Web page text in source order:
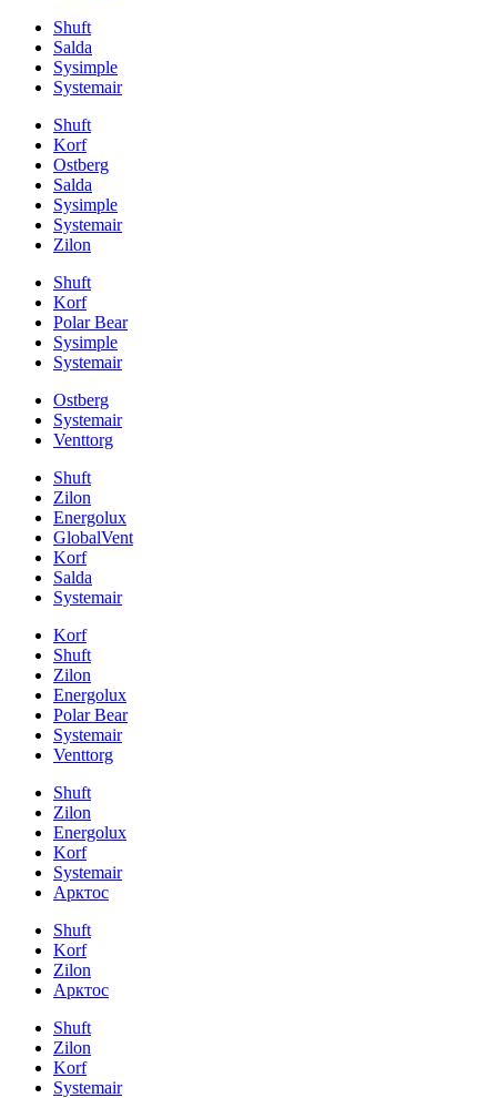
Shuft
Salda
Sysimple
Systemair
Shuft
Korf
Ostberg
Salda
Sysimple
Systemair
Zilon
Shuft
Korf
Polar Bear
Sysimple
Systemair
Ostberg
Systemair
Venttorg
Shuft
Zilon
Energolux
GlobalVent
Korf
Salda
Systemair
Korf
Shuft
Zilon
Energolux
Polar Bear
Systemair
Venttorg
Shuft
Zilon
Energolux
Korf
Systemair
Арктос
Shuft
Korf
Zilon
Арктос
Shuft
Zilon
Korf
Systemair